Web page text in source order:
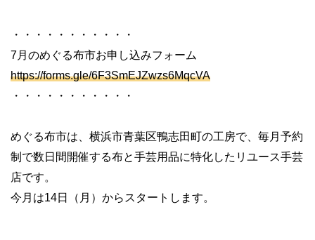
・・・・・・・・・・・
7月のめぐる布市お申し込みフォーム
https://forms.gle/6F3SmEJZwzs6MqcVA
・・・・・・・・・・・
めぐる布市は、横浜市青葉区鴨志田町の工房で、毎月予約
制で数日間開催する布と手芸用品に特化したリユース手芸
店です。
今月は14日（月）からスタートします。